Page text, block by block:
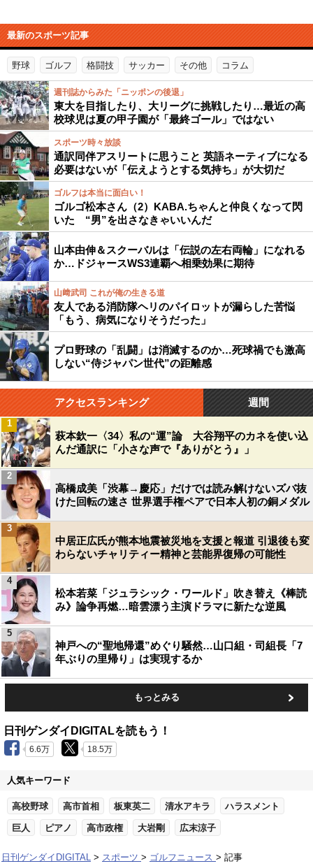
最新のスポーツ記事
野球 ゴルフ 格闘技 サッカー その他 コラム
週刊誌からみた「ニッポンの後退」
東大を目指したり、大リーグに挑戦したり…最近の高
校球児は夏の甲子園が「最終ゴール」ではない
スポーツ時々放談
通訳同伴アスリートに思うこと 英語ネーティブになる
必要はないが「伝えようとする気持ち」が大切だ
ゴルフは本当に面白い！
ゴルゴ松本さん（2）KABA.ちゃんと仲良くなって閃
いた “男”を出さなきゃいいんだ
山本由伸＆スクーバルは「伝説の左右両輪」になれる
か…ドジャースWS3連覇へ相乗効果に期待
山﨑武司 これが俺の生きる道
友人である消防隊ヘリのパイロットが漏らした苦悩
「もう、病気になりそうだった」
プロ野球の「乱闘」は消滅するのか…死球禍でも激高
しない“侍ジャパン世代”の距離感
アクセスランキング 週間
萩本欽一〈34〉私の“運”論 大谷翔平のカネを使い込
んだ通訳に「小さな声で『ありがとう』」
1
高橋成美「渋幕→慶応」だけでは読み解けないズバ抜
けた回転の速さ 世界選手権ペアで日本人初の銅メダル
2
中居正広氏が熊本地震被災地を支援と報道 引退後も変
わらないチャリティー精神と芸能界復帰の可能性
3
松本若菜「ジュラシック・ワールド」吹き替え《棒読
み》論争再燃…暗雲漂う主演ドラマに新たな逆風
4
神戸への“聖地帰還”めぐり騒然…山口組・司組長「7
年ぶりの里帰り」は実現するか
5
もっとみる
日刊ゲンダイDIGITALを読もう！
6.6万 18.5万
人気キーワード
高校野球 高市首相 板東英二 清水アキラ ハラスメント
巨人 ピアノ 高市政権 大岩剛 広末涼子
日刊ゲンダイDIGITAL スポーツ ゴルフニュース 記事